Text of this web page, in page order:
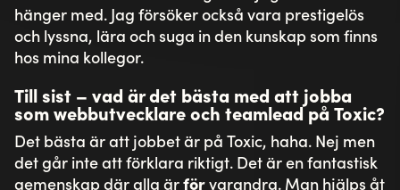
hänger med. Jag försöker också vara prestigelös
och lyssna, lära och suga in den kunskap som finns
hos mina kollegor.
Till sist – vad är det bästa med att jobba
som webbutvecklare och teamlead på Toxic?
Det bästa är att jobbet är på Toxic, haha. Nej men
det går inte att förklara riktigt. Det är en fantastisk
gemenskap där alla ärförvarandra. Man hjälps åt